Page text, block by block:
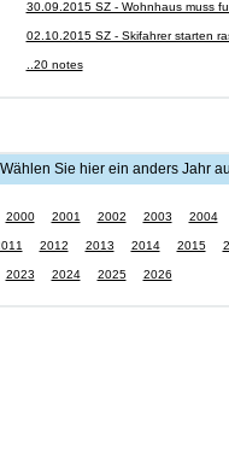
30.09.2015 SZ - Wohnhaus muss
02.10.2015 SZ - Skifahrer starten
..20 notes
Wählen Sie hier ein anders Jahr
2000 2001 2002 2003 2004
2012 2013 2014 2015
2023 2024 2025 2026